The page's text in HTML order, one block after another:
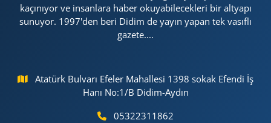
kaçınıyor ve insanlara haber okuyabilecekleri bir altyapı
sunuyor. 1997'den beri Didim de yayın yapan tek vasıflı
gazete....
Atatürk Bulvarı Efeler Mahallesi 1398 sokak Efendi İş
Hanı No:1/B Didim-Aydın
05322311862